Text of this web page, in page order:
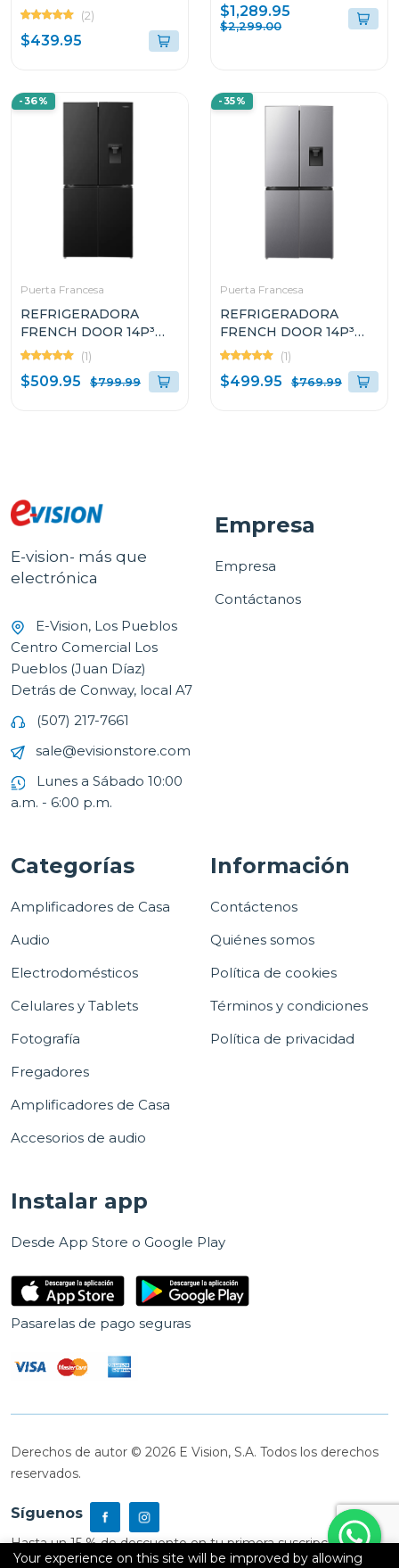
FROST MLRFD888SB
(2)
$439.95
32Pᶟ DE PUERTA
FRANCESA VF32BLRH
$1,289.95
$2,299.00
-36%
Puerta Francesa
REFRIGERADORA
FRENCH DOOR 14P³
INVERTER CON
DISPENSADOR DE
AGUA RQ3P431NMBA
(1)
$509.95 $799.99
-35%
Puerta Francesa
REFRIGERADORA
FRENCH DOOR 14P³
INVERTER CON
DISPENSADOR DE
AGUA RQ3P431NMD
(1)
$499.95 $769.99
E-vision- más que
electrónica
E-Vision, Los Pueblos
Centro Comercial Los
Pueblos (Juan Díaz)
Detrás de Conway, local A7
(507) 217-7661
sale@evisionstore.com
Lunes a Sábado 10:00
a.m. - 6:00 p.m.
Empresa
Empresa
Contáctanos
Categorías
Amplificadores de Casa
Audio
Electrodomésticos
Celulares y Tablets
Fotografía
Fregadores
Amplificadores de Casa
Accesorios de audio
Información
Contáctenos
Quiénes somos
Política de cookies
Términos y condiciones
Política de privacidad
Instalar app
Desde App Store o Google Play
Pasarelas de pago seguras
Derechos de autor © 2026 E Vision, S.A. Todos los derechos
reservados.
Síguenos
Hasta un 15 % de descuento en tu primera suscripción
Your experience on this site will be improved by allowing